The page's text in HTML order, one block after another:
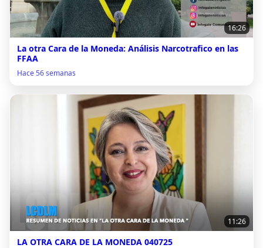
16:26
La otra Cara de la Moneda: Análisis Narcotrafico en las
FFAA
Hace 56 semanas
11:26
LA OTRA CARA DE LA MONEDA 040725